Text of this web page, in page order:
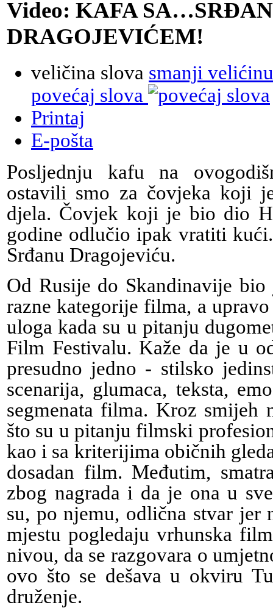
Video: KAFA
DRAGOJEVIĆEM!
veličina slova smanji
povećaj slova
Printaj
E-pošta
Posljednju kafu na
ostavili smo za čovjeka koji
djela. Čovjek koji je bio dio
godine odlučio ipak vratiti
Srđanu Dragojeviću.
Od Rusije do Skandinavije
razne kategorije filma, a
uloga kada su u pitanju
Film Festivalu. Kaže da je u
presudno jedno - stilsko
scenarija, glumaca, teksta,
segmenata filma. Kroz smijeh
što su u pitanju filmski
kao i sa kriterijima običnih
dosadan film. Međutim,
zbog nagrada i da je ona u
su, po njemu, odlična stvar jer
mjestu pogledaju vrhunska
nivou, da se razgovara o
ovo što se dešava u okviru
druženje.